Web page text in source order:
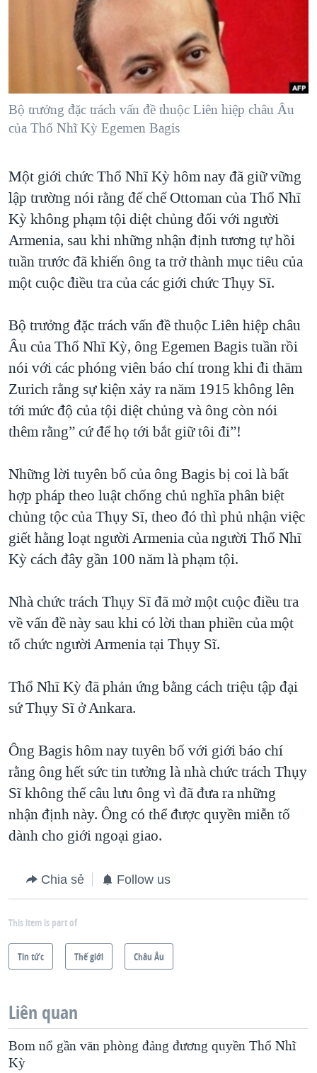
NGƯỜI VIỆT HẢI NGOẠI
ĐỜI SỐNG
KHOA HỌC
SỨC KHOẺ
GIÁO DỤC
HÀNH TRÌNH BẦU CỬ 2024
MỘT NĂM CHIẾN TRANH TẠI DẢI GAZA
GIẢI MÃ VÀNH ĐAI & CON ĐƯỜNG
NGÀY TỊ NẠN THẾ GIỚI
TRỊNH VĨNH BÌNH - NGƯỜI HẠ 'BÊN THẮNG CUỘC'
CHI PHÍ CHIẾN TRANH AFGHANISTAN
CÁC GIÁ TRỊ CỘNG HÒA Ở VIỆT NAM
THƯỢNG ĐỈNH TRUMP-KIM TẠI VIỆT NAM
TRỊNH VĨNH BÌNH VS. CHÍNH PHỦ VIỆT NAM
NGƯ DÂN VIỆT VÀ LÀN SÓNG TRỘM HẢI SÂM
QUAN HỆ VIỆT MỸ
Bộ trưởng đặc trách vấn đề thuộc Liên hiệp châu Âu
của Thổ Nhĩ Kỳ Egemen Bagis
Một giới chức Thổ Nhĩ Kỳ hôm nay đã giữ vững
lập trường nói rằng đế chế Ottoman của Thổ Nhĩ
Kỳ không phạm tội diệt chủng đối với người
Armenia, sau khi những nhận định tương tự hồi
tuần trước đã khiến ông ta trở thành mục tiêu của
một cuộc điều tra của các giới chức Thụy Sĩ.
Bộ trưởng đặc trách vấn đề thuộc Liên hiệp châu
Âu của Thổ Nhĩ Kỳ, ông Egemen Bagis tuần rồi
nói với các phóng viên báo chí trong khi đi thăm
Zurich rằng sự kiện xảy ra năm 1915 không lên
tới mức độ của tội diệt chủng và ông còn nói
thêm rằng” cứ để họ tới bắt giữ tôi đi”!
Những lời tuyên bố của ông Bagis bị coi là bất
hợp pháp theo luật chống chủ nghĩa phân biệt
chủng tộc của Thụy Sĩ, theo đó thì phủ nhận việc
giết hằng loạt người Armenia của người Thổ Nhĩ
Kỳ cách đây gần 100 năm là phạm tội.
Nhà chức trách Thụy Sĩ đã mở một cuộc điều tra
về vấn đề này sau khi có lời than phiền của một
tổ chức người Armenia tại Thụy Sĩ.
Thổ Nhĩ Kỳ đã phản ứng bằng cách triệu tập đại
sứ Thụy Sĩ ở Ankara.
Ông Bagis hôm nay tuyên bố với giới báo chí
rằng ông hết sức tin tưởng là nhà chức trách Thụy
Sĩ không thể câu lưu ông vì đã đưa ra những
nhận định này. Ông có thể được quyền miễn tố
dành cho giới ngoại giao.
Chia sẻ Follow us
This item is part of
Tin tức Thế giới Châu Âu
Liên quan
Bom nổ gần văn phòng đảng đương quyền Thổ Nhĩ
Kỳ